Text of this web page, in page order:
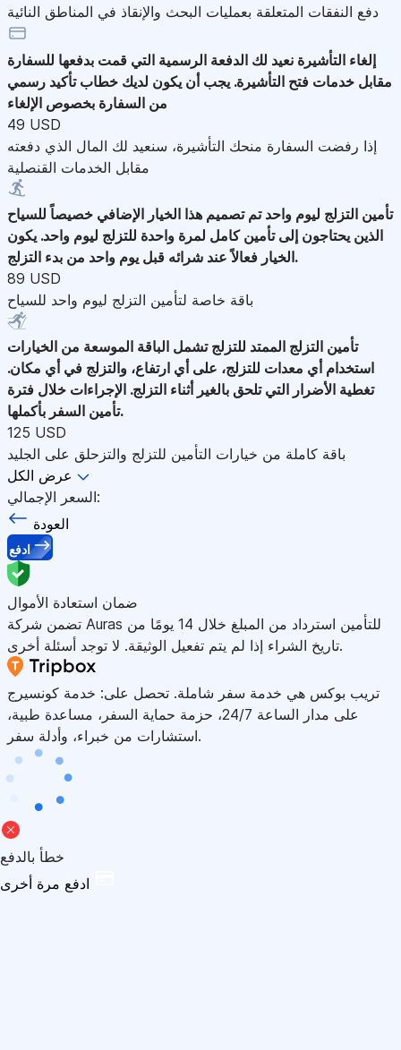
دفع النفقات المتعلقة بعمليات البحث والإنقاذ في المناطق النائية
إلغاء التأشيرة نعيد لك الدفعة الرسمية التي قمت بدفعها للسفارة
مقابل خدمات فتح التأشيرة. يجب أن يكون لديك خطاب تأكيد رسمي
من السفارة بخصوص الإلغاء
49 USD
إذا رفضت السفارة منحك التأشيرة، سنعيد لك المال الذي دفعته
مقابل الخدمات القنصلية
تأمين التزلج ليوم واحد تم تصميم هذا الخيار الإضافي خصيصاً للسياح
الذين يحتاجون إلى تأمين كامل لمرة واحدة للتزلج ليوم واحد. يكون
الخيار فعالاً عند شرائه قبل يوم واحد من بدء التزلج.
89 USD
باقة خاصة لتأمين التزلج ليوم واحد للسياح
تأمين التزلج الممتد للتزلج تشمل الباقة الموسعة من الخيارات
استخدام أي معدات للتزلج، على أي ارتفاع، والتزلج في أي مكان.
تغطية الأضرار التي تلحق بالغير أثناء التزلج. الإجراءات خلال فترة
تأمين السفر بأكملها.
125 USD
باقة كاملة من خيارات التأمين للتزلج والتزحلق على الجليد
عرض الكل
السعر الإجمالي:
العودة
ادفع
ضمان استعادة الأموال
تضمن شركة Auras للتأمين استرداد من المبلغ خلال 14 يومًا من
تاريخ الشراء إذا لم يتم تفعيل الوثيقة. لا توجد أسئلة أخرى.
تريب بوكس هي خدمة سفر شاملة. تحصل على: خدمة كونسيرج
على مدار الساعة 24/7، حزمة حماية السفر، مساعدة طبية،
استشارات من خبراء، وأدلة سفر.
خطأ بالدفع